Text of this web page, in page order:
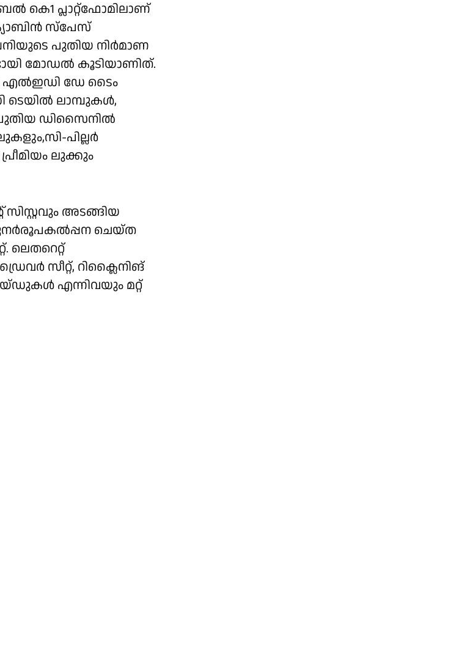
കെ1 പ്ലാറ്റ്‌ഫോമിലാണ്
ക്യാബിൻ സ്‌പേസ്
പുതിയ നിർമാണ
മോഡൽ കൂടിയാണിത്.
എൽഇഡി ഡേ ടൈം
ലാമ്പുകൾ,
പുതിയ ഡിസൈനിൽ
പില്ലർ
ലുക്കും
സിസ്റ്റവും അടങ്ങിയ
ചെയ്ത
ലെതറെറ്റ്
സീറ്റ്, റിക്ലൈനിങ്
എന്നിവയും മറ്റ്